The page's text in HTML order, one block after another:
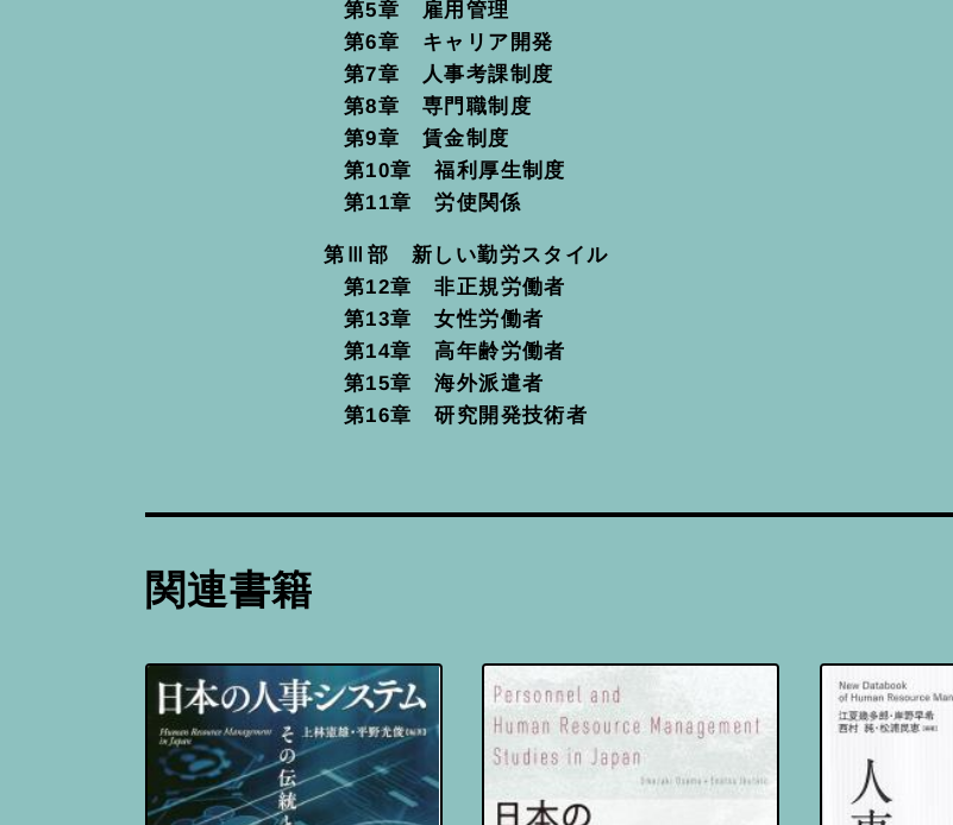
第5章 雇用管理
第6章 キャリア開発
第7章 人事考課制度
第8章 専門職制度
第9章 賃金制度
第10章 福利厚生制度
第11章 労使関係
第Ⅲ部 新しい勤労スタイル
第12章 非正規労働者
第13章 女性労働者
第14章 高年齢労働者
第15章 海外派遣者
第16章 研究開発技術者
関連書籍